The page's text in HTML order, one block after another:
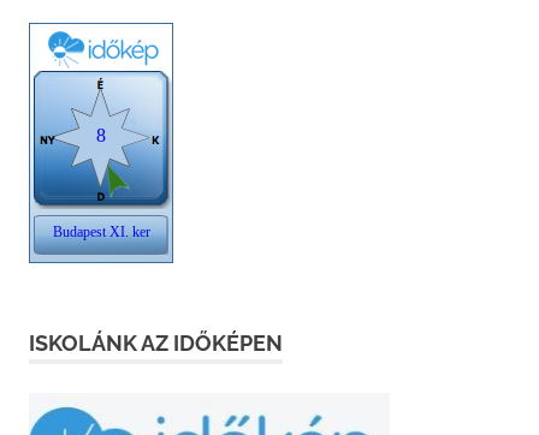
ISKOLÁNK AZ IDŐKÉPEN